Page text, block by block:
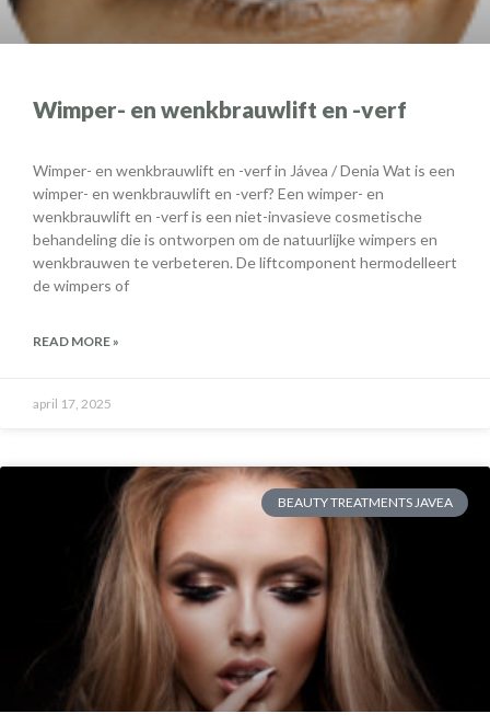
Wimper- en wenkbrauwlift en -verf
Wimper- en wenkbrauwlift en -verf in Jávea / Denia Wat is een
wimper- en wenkbrauwlift en -verf? Een wimper- en
wenkbrauwlift en -verf is een niet-invasieve cosmetische
behandeling die is ontworpen om de natuurlijke wimpers en
wenkbrauwen te verbeteren. De liftcomponent hermodelleert
de wimpers of
READ MORE »
april 17, 2025
BEAUTY TREATMENTS JAVEA